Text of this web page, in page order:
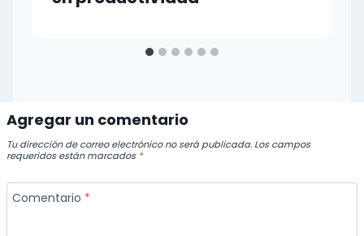
Agregar un comentario
Tu dirección de correo electrónico no será publicada. Los campos
requeridos están marcados *
Comentario *